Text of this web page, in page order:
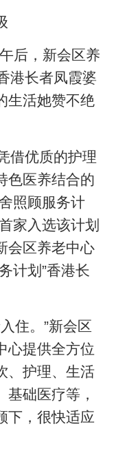
后，新会区养
港长者凤霞婆
生活她赞不绝
借优质的护理
色医养结合的
照顾服务计
家入选该计划
会区养老中心
计划”香港长
住。”新会区
心提供全方位
、护理、生活
础医疗等，
下，很快适应